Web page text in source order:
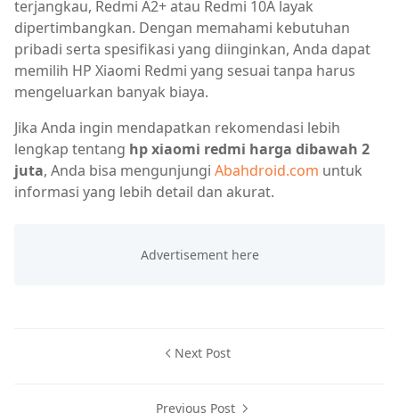
terjangkau, Redmi A2+ atau Redmi 10A layak
dipertimbangkan. Dengan memahami kebutuhan
pribadi serta spesifikasi yang diinginkan, Anda dapat
memilih HP Xiaomi Redmi yang sesuai tanpa harus
mengeluarkan banyak biaya.
Jika Anda ingin mendapatkan rekomendasi lebih
lengkap tentang hp xiaomi redmi harga dibawah 2
juta, Anda bisa mengunjungi Abahdroid.com untuk
informasi yang lebih detail dan akurat.
Next Post
Previous Post